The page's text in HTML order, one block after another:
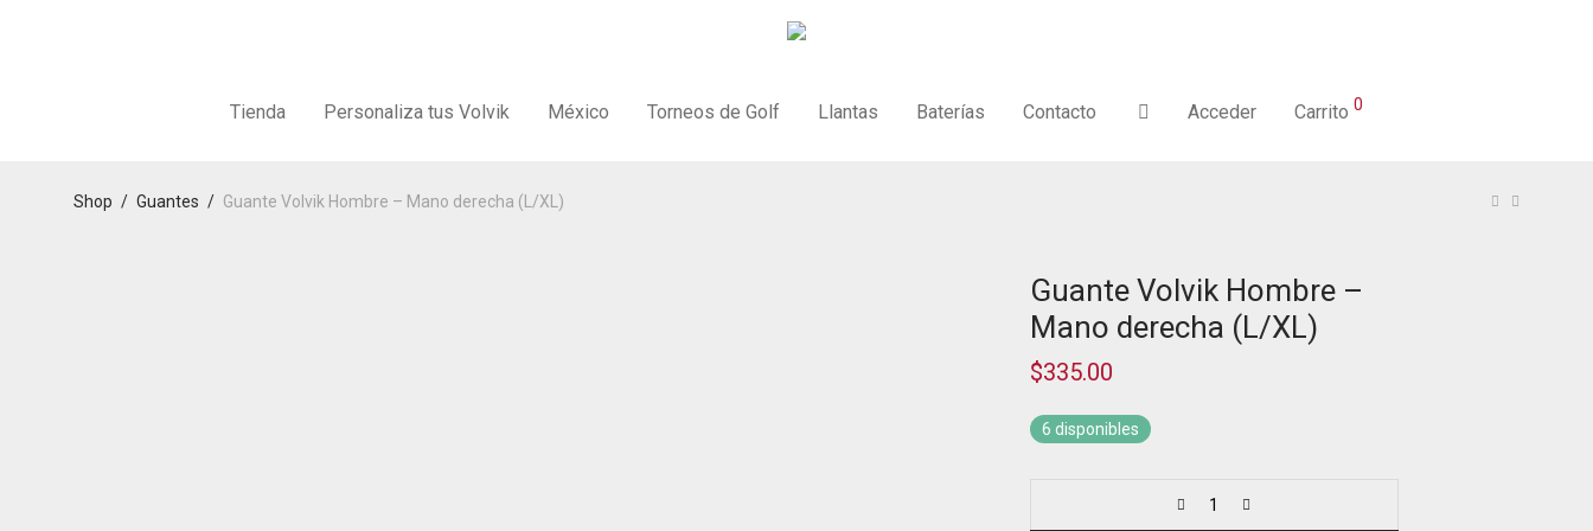
Tienda Personaliza tus Volvik México Torneos de Golf Llantas Baterías Contacto Acceder Carrito 0
Shop / Guantes / Guante Volvik Hombre – Mano derecha (L/XL)
Guante Volvik Hombre –
Mano derecha (L/XL)
$335.00
6 disponibles